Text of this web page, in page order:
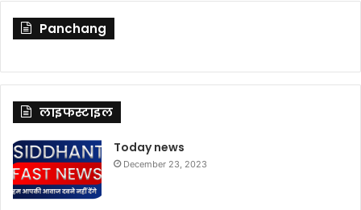
Panchang
लाइफस्टाइल
Today news
December 23, 2023